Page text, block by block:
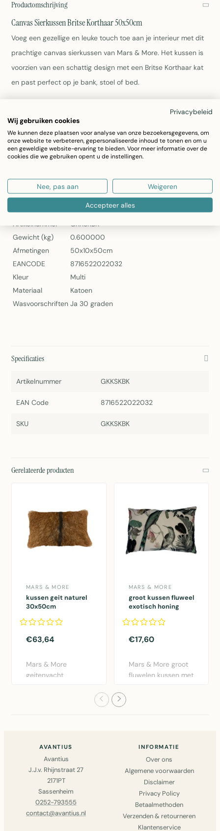
Productomschrijving
Canvas Sierkussen Britse Korthaar 50x50cm
Voeg een gezellige en leuke touch toe aan je interieur met dit
prachtige canvas sierkussen van Mars & More. Het kussen is
voorzien van een schattig design met een Britse Korthaar kat
en past perfect op je bank, stoel of bed.
Materiaal: 100% Katoen
Kleur: Multi
Wasbaar op 30 graden Celsius
Gewicht: 0,6kg
Canvas Sierkussen Britse Korthaar 50x50cm – Mars & More
Specificaties
Artikelnummer
GKKSKBK
Gewicht (kg)
0.600000
Afmetingen
50x10x50cm
EANCODE
8716522022032
Kleur
Multi
Materiaal
Katoen
Wasvoorschriften Ja 30 graden
Specificaties
Artikelnummer GKKSKBK
EAN Code 8716522022032
SKU GKKSKBK
Gerelateerde producten
MARS & MORE
kussen geit naturel
30x50cm
€63,64
Mars & More
geitenvacht
MARS & MORE
groot kussen fluweel
exotisch honing
€17,60
Mars & More groot
fluwelen kussen met
AVANTIUS
Avantius
J.J.v. Rhijnstraat 27
2171PT
Sassenheim
0252-793555
contact@avantius.nl
INFORMATIE
Over ons
Algemene voorwaarden
Disclaimer
Privacy Policy
Betaalmethoden
Verzenden & retourneren
Klantenservice
Privacybeleid
Wij gebruiken cookies
We kunnen deze plaatsen voor analyse van onze bezoekersgegevens, om
onze website te verbeteren, gepersonaliseerde inhoud te tonen en om u
een geweldige website-ervaring te bieden. Voor meer informatie over de
cookies die we gebruiken opent u de instellingen.
Nee, pas aan Weigeren
Accepteer alles